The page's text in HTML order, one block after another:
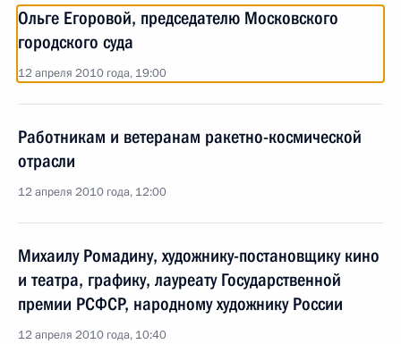
Ольге Егоровой, председателю Московского
городского суда
12 апреля 2010 года, 19:00
Работникам и ветеранам ракетно-космической
отрасли
12 апреля 2010 года, 12:00
Михаилу Ромадину, художнику-постановщику кино
и театра, графику, лауреату Государственной
премии РСФСР, народному художнику России
12 апреля 2010 года, 10:40